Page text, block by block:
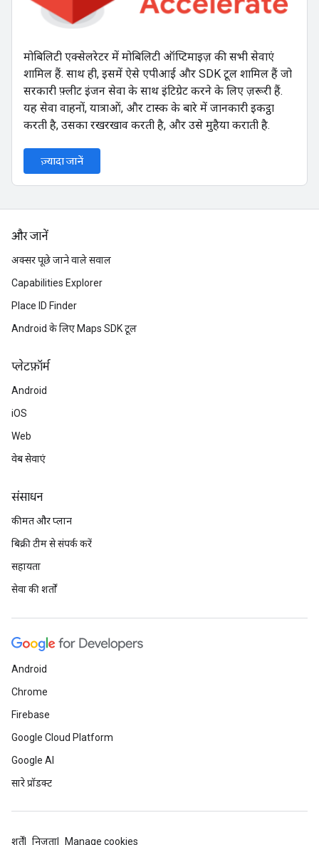
मोबिलिटी एक्सेलरेटर में मोबिलिटी ऑप्टिमाइज़ की सभी सेवाएं
शामिल हैं. साथ ही, इसमें ऐसे एपीआई और SDK टूल शामिल हैं जो
सरकारी फ़्लीट इंजन सेवा के साथ इंटिग्रेट करने के लिए ज़रूरी हैं.
यह सेवा वाहनों, यात्राओं, और टास्क के बारे में जानकारी इकट्ठा
करती है, उसका रखरखाव करती है, और उसे मुहैया कराती है.
ज़्यादा जानें
और जानें
अक्सर पूछे जाने वाले सवाल
Capabilities Explorer
Place ID Finder
Android के लिए Maps SDK टूल
प्‍लेटफ़ॉर्म
Android
iOS
Web
वेब सेवाएं
संसाधन
कीमत और प्लान
बिक्री टीम से संपर्क करें
सहायता
सेवा की शर्तों
Android
Chrome
Firebase
Google Cloud Platform
Google AI
सारे प्रॉडक्ट
शर्तें निजता Manage cookies